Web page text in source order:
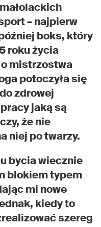
– najpierw
boks, który
roku życia
mistrzostwa
potoczyła się
zdrowej
jaką są
że nie
niej po twarzy.
bycia wiecznie
blokiem typem
mi nowe
kiedy to
szereg